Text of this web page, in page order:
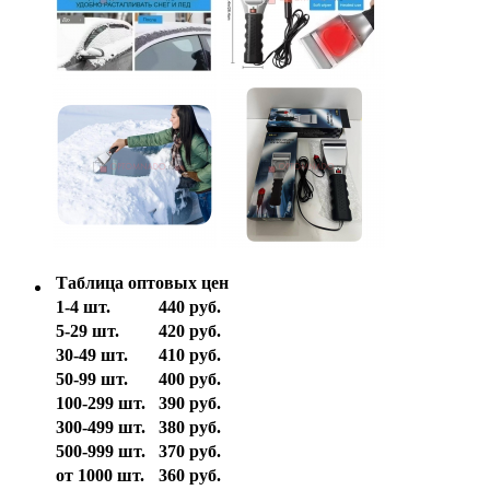
Таблица оптовых цен
1-4 шт.
440 руб.
5-29 шт.
420 руб.
30-49 шт.
410 руб.
50-99 шт.
400 руб.
100-299 шт.
390 руб.
300-499 шт.
380 руб.
500-999 шт.
370 руб.
от 1000 шт.
360 руб.